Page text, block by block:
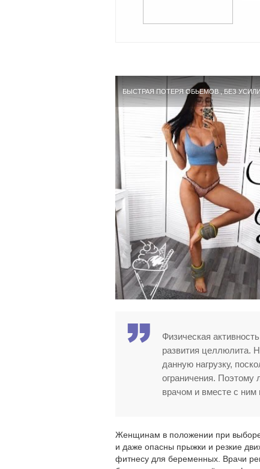
БЫСТРАЯ ПОТЕРЯ ОБЬЕМОВ , БЕЗ
Физическая
развития целлюлита.
данную нагрузку,
ограничения. Поэтому
врачом и вместе с ним
Женщинам в положении при выборе
и даже опасны прыжки и резкие
фитнесу для беременных. Врачи